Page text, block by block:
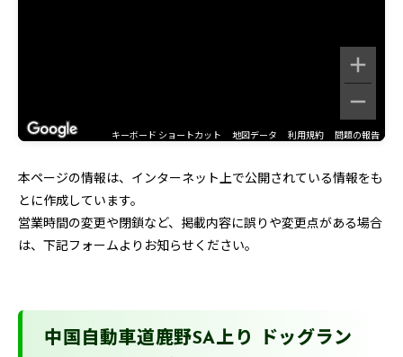
キーボード ショートカット 地図データ 利用規約 問題の報告
本ページの情報は、インターネット上で公開されている情報をも
とに作成しています。
営業時間の変更や閉鎖など、掲載内容に誤りや変更点がある場合
は、下記フォームよりお知らせください。
中国自動車道鹿野SA上り ドッグラン